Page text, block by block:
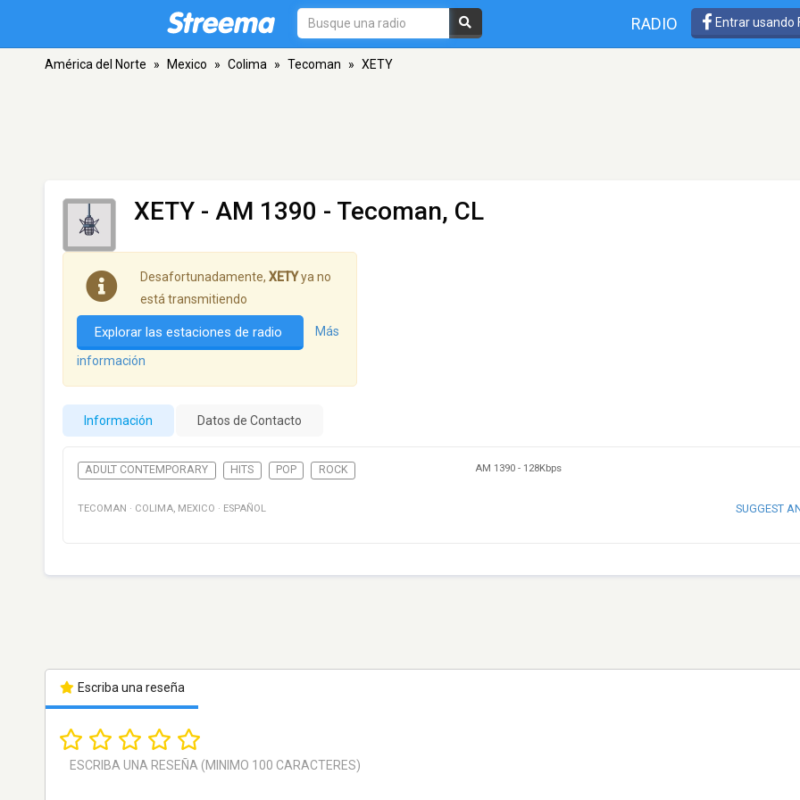
RADIO Entrar usando
América del Norte » Mexico » Colima » Tecoman » XETY
XETY - AM 1390 - Tecoman, CL
Desafortunadamente, XETYya no
está transmitiendo
Explorar las estaciones de radio Más
información
Información Datos de Contacto
ADULT CONTEMPORARY HITS POP ROCK AM 1390 - 128Kbps
TECOMAN · COLIMA, MEXICO · ESPAÑOL SUGGEST
Escriba una reseña